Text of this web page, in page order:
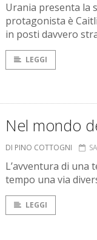
Urania presenta la
protagonista è
in posti davvero
LEGGI
Nel mondo
DI PINO COTTOGNI
L’avventura di una
tempo una via
LEGGI